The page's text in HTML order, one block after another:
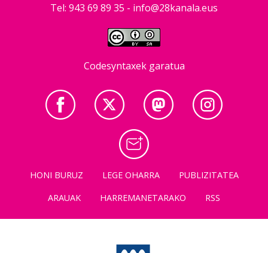
Tel: 943 69 89 35 - info@28kanala.eus
Codesyntaxek garatua
HONI BURUZ LEGE OHARRA
PUBLIZITATEA
ARAUAK
HARREMANETARAKO RSS